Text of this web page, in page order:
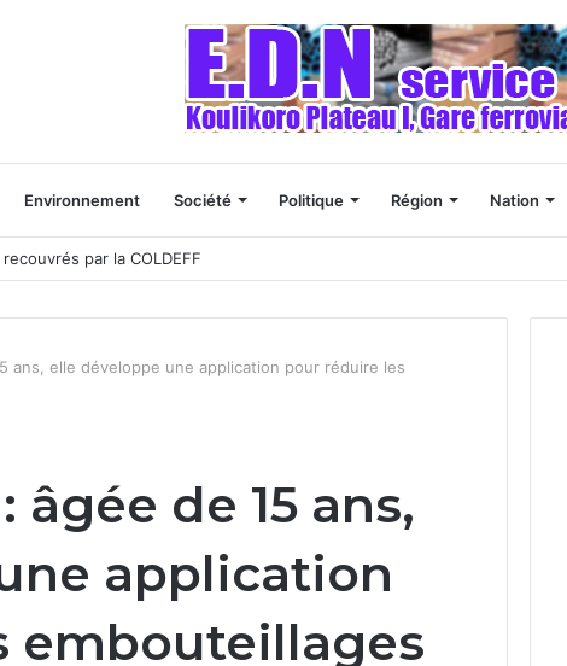
Environnement Société Politique Région Nation
par la COLDEFF
ans, elle développe une application pour réduire les
de 15 ans,
application
embouteillages